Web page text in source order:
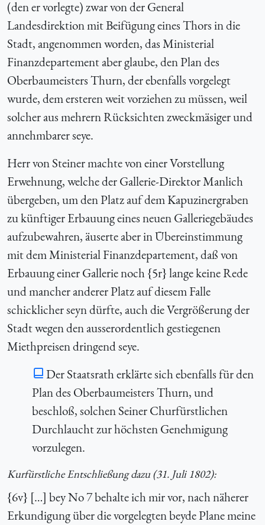
(den er vorlegte) zwar von der General
Landesdirektion mit Beifügung eines Thors in die
Stadt, angenommen worden, das Ministerial
Finanzdepartement aber glaube, den Plan des
Oberbaumeisters Thurn, der ebenfalls vorgelegt
wurde, dem ersteren weit vorziehen zu müssen, weil
solcher aus mehrern Rücksichten zweckmäsiger und
annehmbarer seye.
Herr von Steiner machte von einer Vorstellung
Erwehnung, welche der Gallerie-Direktor Manlich
übergeben, um den Platz auf dem Kapuzinergraben
zu künftiger Erbauung eines neuen Galleriegebäudes
aufzubewahren, äuserte aber in Übereinstimmung
mit dem Ministerial Finanzdepartement, daß von
Erbauung einer Gallerie noch {5r} lange keine Rede
und mancher anderer Platz auf diesem Falle
schicklicher seyn dürfte, auch die Vergrößerung der
Stadt wegen den ausserordentlich gestiegenen
Miethpreisen dringend seye.
Der Staatsrath erklärte sich ebenfalls für den
Plan des Oberbaumeisters Thurn, und
beschloß, solchen Seiner Churfürstlichen
Durchlaucht zur höchsten Genehmigung
vorzulegen.
Kurfürstliche Entschließung dazu (31. Juli 1802):
{6v} […] bey No 7 behalte ich mir vor, nach näherer
Erkundigung über die vorgelegten beyde Plane meine